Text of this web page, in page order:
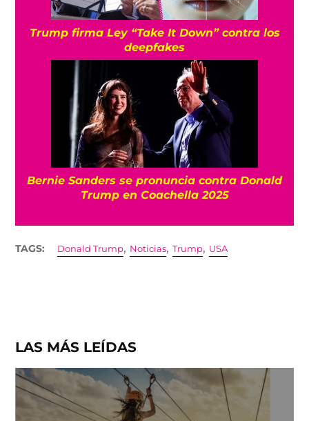
Trump firma Ley “Take It Down” contra los
deepfakes
Bernie Sanders se pronuncia contra Donald
Trump en Coachella 2025
TAGS: Donald Trump, Noticias,Trump, USA
LAS MÁS LEÍDAS